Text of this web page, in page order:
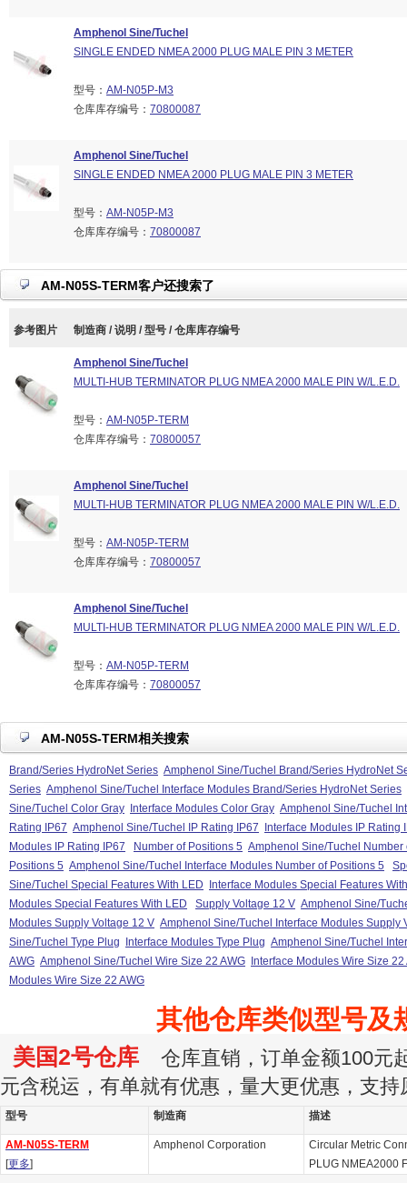
Amphenol Sine/Tuchel
SINGLE ENDED NMEA 2000 PLUG MALE PIN 3 METER
型号： AM-N05P-M3
仓库库存编号： 70800087
Amphenol Sine/Tuchel
SINGLE ENDED NMEA 2000 PLUG MALE PIN 3 METER
型号： AM-N05P-M3
仓库库存编号： 70800087
AM-N05S-TERM客户还搜索了
参考图片 制造商 / 说明 / 型号 / 仓库库存编号
Amphenol Sine/Tuchel
MULTI-HUB TERMINATOR PLUG NMEA 2000 MALE PIN W/L.E.D.
型号： AM-N05P-TERM
仓库库存编号： 70800057
Amphenol Sine/Tuchel
MULTI-HUB TERMINATOR PLUG NMEA 2000 MALE PIN W/L.E.D.
型号： AM-N05P-TERM
仓库库存编号： 70800057
Amphenol Sine/Tuchel
MULTI-HUB TERMINATOR PLUG NMEA 2000 MALE PIN W/L.E.D.
型号： AM-N05P-TERM
仓库库存编号： 70800057
AM-N05S-TERM相关搜索
Brand/Series HydroNet Series Amphenol Sine/Tuchel Brand/Series HydroNet
Series Amphenol Sine/Tuchel Interface Modules Brand/Series HydroNet Series
Sine/Tuchel Color Gray
Interface Modules Color Gray Amphenol Sine/Tuchel
Rating IP67 Amphenol Sine/Tuchel IP Rating IP67
Interface Modules IP Rating
Modules IP Rating IP67
Number of Positions 5 Amphenol Sine/Tuchel Number
Positions 5 Amphenol Sine/Tuchel Interface Modules Number of Positions 5
Sine/Tuchel Special Features With LED
Interface Modules Special Features
Modules Special Features With LED
Supply Voltage 12 V Amphenol Sine/
Modules Supply Voltage 12 V Amphenol Sine/Tuchel Interface Modules Supply
Sine/Tuchel Type Plug
Interface Modules Type Plug Amphenol Sine/Tuchel
AWG Amphenol Sine/Tuchel Wire Size 22 AWG
Interface Modules Wire Size 22
Modules Wire Size 22 AWG
其他仓库类似型号及
美国2号仓库 仓库直销，订单金额100元
元含税运，有单就有优惠，量大更优惠，支持
型号 制造商 描述
AM-N05S-TERM
[更多]
Amphenol Corporation
Circular Metric
PLUG NMEA2000